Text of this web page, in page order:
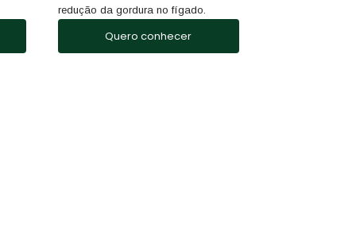
redução da gordura no fígado.
Quero conhecer